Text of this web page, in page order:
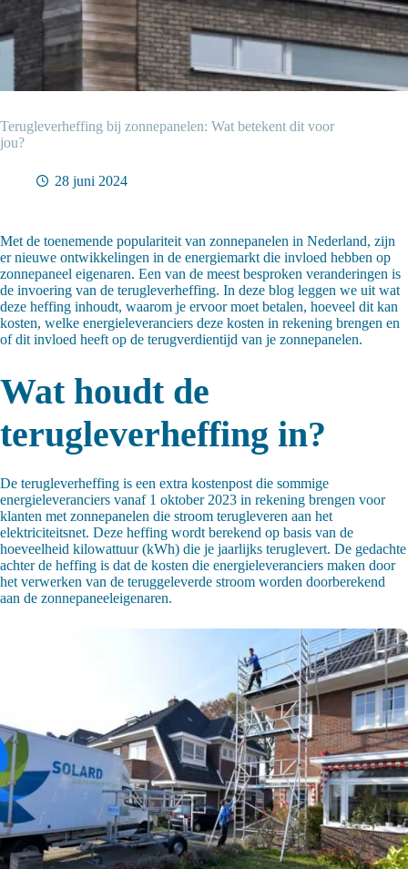
Terugleverheffing bij zonnepanelen: Wat betekent dit voor
jou?
28 juni 2024
Met de toenemende populariteit van zonnepanelen in Nederland, zijn
er nieuwe ontwikkelingen in de energiemarkt die invloed hebben op
zonnepaneel eigenaren. Een van de meest besproken veranderingen is
de invoering van de terugleverheffing. In deze blog leggen we uit wat
deze heffing inhoudt, waarom je ervoor moet betalen, hoeveel dit kan
kosten, welke energieleveranciers deze kosten in rekening brengen en
of dit invloed heeft op de terugverdientijd van je zonnepanelen.
Wat houdt de
terugleverheffing in?
De terugleverheffing is een extra kostenpost die sommige
energieleveranciers vanaf 1 oktober 2023 in rekening brengen voor
klanten met zonnepanelen die stroom terugleveren aan het
elektriciteitsnet. Deze heffing wordt berekend op basis van de
hoeveelheid kilowattuur (kWh) die je jaarlijks teruglevert. De gedachte
achter de heffing is dat de kosten die energieleveranciers maken door
het verwerken van de teruggeleverde stroom worden doorberekend
aan de zonnepaneeleigenaren.